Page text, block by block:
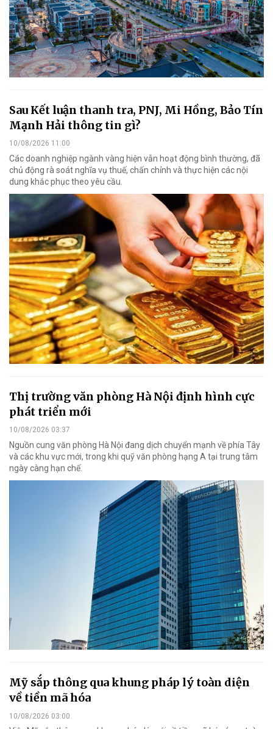
Sau Kết luận thanh tra, PNJ, Mi Hồng, Bảo Tín
Mạnh Hải thông tin gì?
10/08/2026 11:00
Các doanh nghiệp ngành vàng hiện vẫn hoạt động bình thường, đã
chủ động rà soát nghĩa vụ thuế, chấn chỉnh và thực hiện các nội
dung khắc phục theo yêu cầu.
Thị trường văn phòng Hà Nội định hình cực
phát triển mới
10/08/2026 03:37
Nguồn cung văn phòng Hà Nội đang dịch chuyển mạnh về phía Tây
và các khu vực mới, trong khi quỹ văn phòng hạng A tại trung tâm
ngày càng hạn chế.
Mỹ sắp thông qua khung pháp lý toàn diện
về tiền mã hóa
10/08/2026 03:00